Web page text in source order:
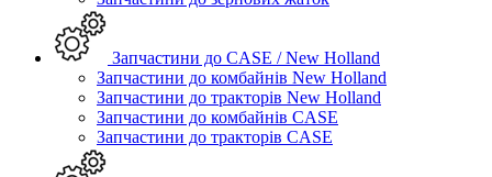
Запчастини до CASE / New Holland
Запчастини до комбайнів New Holland
Запчастини до тракторів New Holland
Запчастини до комбайнів CASE
Запчастини до тракторів CASE